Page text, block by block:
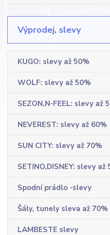
Výprodej, slevy
KUGO: slevy až 50%
WOLF: slevy až 50%
SEZON,N-FEEL: slevy až
NEVEREST: slevy až 60%
SUN CITY: slevy až 70%
SETINO,DISNEY: slevy až
Spodní prádlo -slevy
Šály, tunely sleva až 70%
LAMBESTE slevy